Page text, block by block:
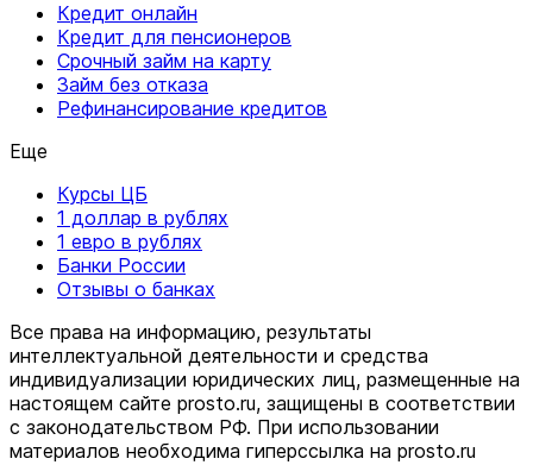
Кредит онлайн
Кредит для пенсионеров
Срочный займ на карту
Займ без отказа
Рефинансирование кредитов
Еще
Курсы ЦБ
1 доллар в рублях
1 евро в рублях
Банки России
Отзывы о банках
Все права на информацию, результаты
интеллектуальной деятельности и средства
индивидуализации юридических лиц, размещенные на
настоящем сайте prosto.ru, защищены в соответствии
c законодательством РФ. При использовании
материалов необходима гиперссылка на prosto.ru